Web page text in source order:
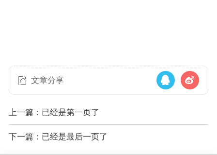
文章分享
上一篇：已经是第一页了
下一篇：已经是最后一页了